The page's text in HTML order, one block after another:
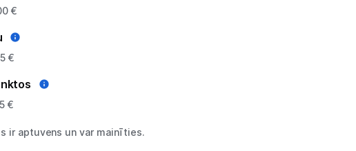
€
€
€
ir aptuvens un var mainīties.